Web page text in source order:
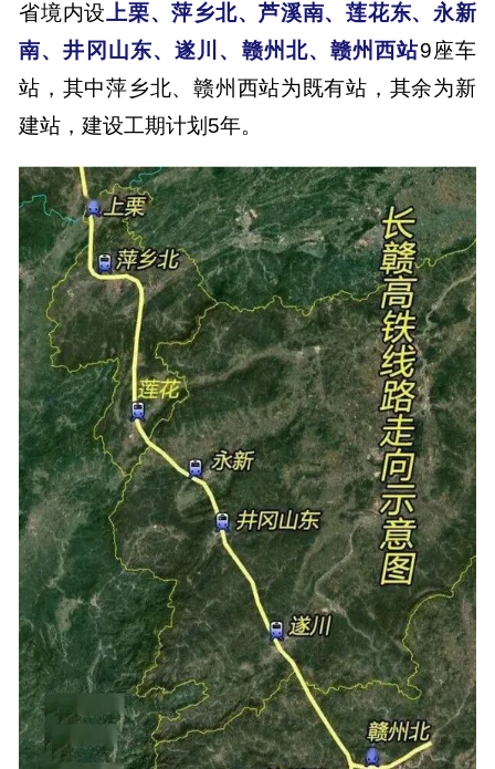
省境内设上栗、萍乡北、芦溪南、莲花东、永新
南、井冈山东、遂川、赣州北、赣州西站9座车
站，其中萍乡北、赣州西站为既有站，其余为新
建站，建设工期计划5年。